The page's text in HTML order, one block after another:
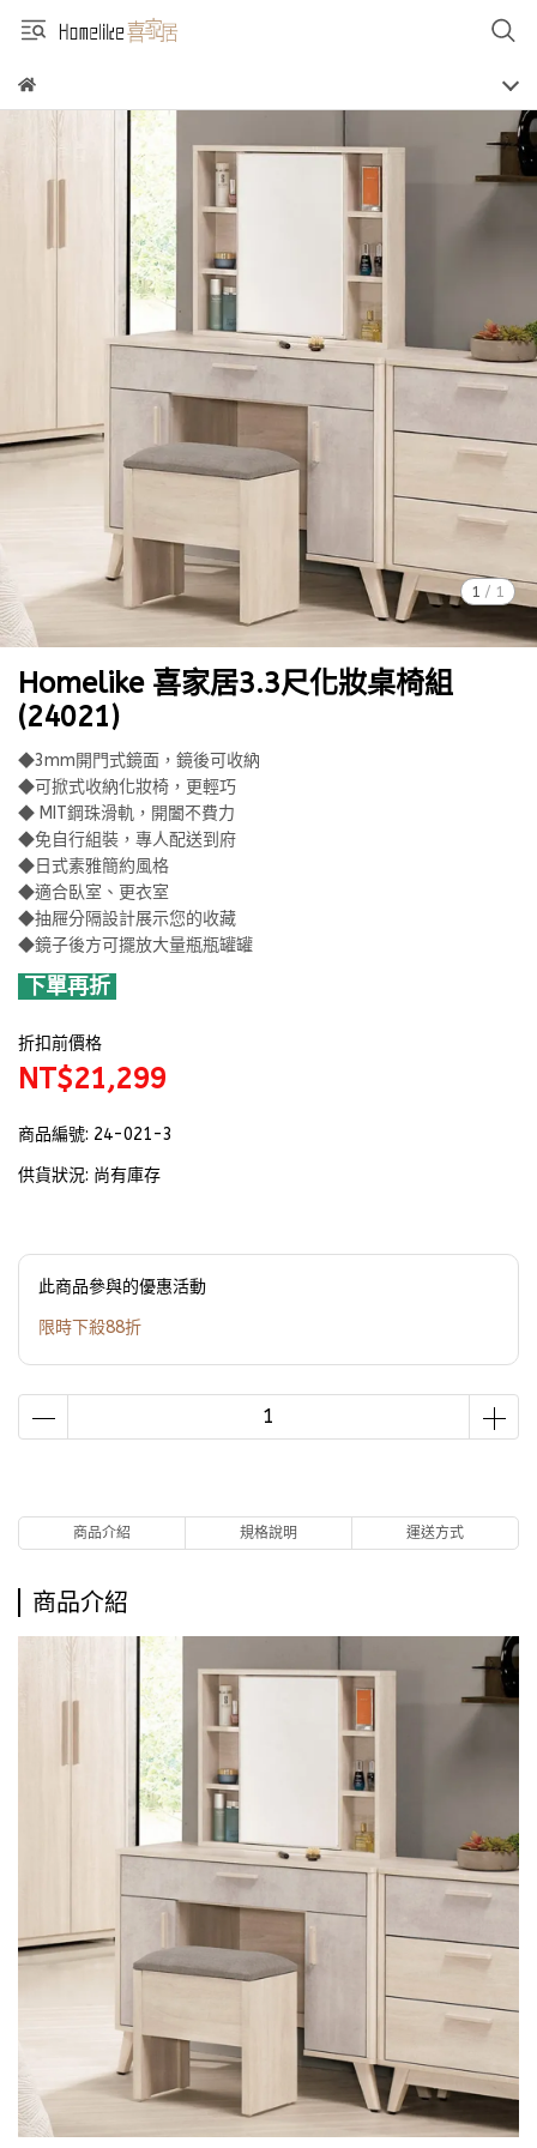
1 / 1
Homelike 喜家居3.3尺化妝桌椅組
(24021)
◆3mm開門式鏡面，鏡後可收納
◆可掀式收納化妝椅，更輕巧
◆ MIT鋼珠滑軌，開闔不費力
◆免自行組裝，專人配送到府
◆日式素雅簡約風格
◆適合臥室、更衣室
◆抽屜分隔設計展示您的收藏
◆鏡子後方可擺放大量瓶瓶罐罐
下單再折
折扣前價格
NT$21,299
商品編號: 24-021-3
供貨狀況: 尚有庫存
此商品參與的優惠活動
限時下殺88折
商品介紹 規格說明 運送方式
商品介紹